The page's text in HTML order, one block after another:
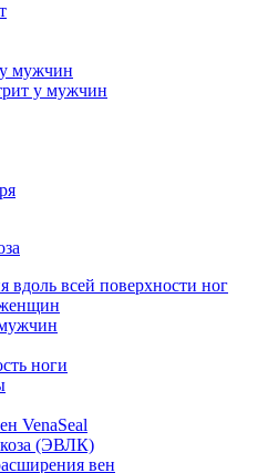
мужчин
у мужчин
всей поверхности ног
женщин
ноги
VenaSeal
(ЭВЛК)
вен